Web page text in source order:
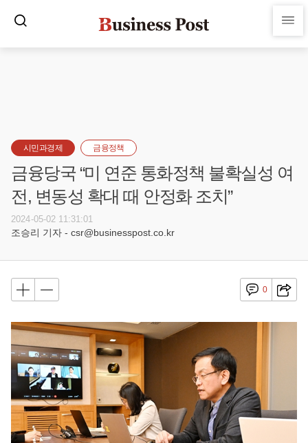
시민과경제 금융정책
금융당국 “미 연준 통화정책 불확실성 여
전, 변동성 확대 때 안정화 조치”
2024-05-02 11:31:01
조승리 기자 - csr@businesspost.co.kr
0